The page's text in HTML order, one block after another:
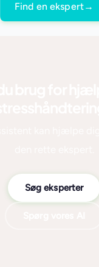
Find en ekspert→
Søg eksperter